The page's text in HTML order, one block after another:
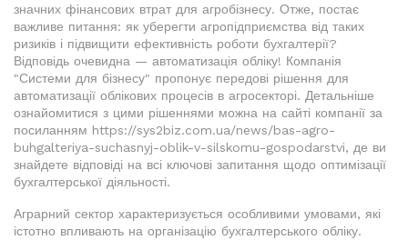
значних фінансових втрат для агробізнесу. Отже, постає
важливе питання: як уберегти агропідприємства від таких
ризиків і підвищити ефективність роботи бухгалтерії?
Відповідь очевидна — автоматизація обліку! Компанія
"Системи для бізнесу" пропонує передові рішення для
автоматизації облікових процесів в агросекторі. Детальніше
ознайомитися з цими рішеннями можна на сайті компанії за
посиланням https://sys2biz.com.ua/news/bas-agro-
buhgalteriya-suchasnyj-oblik-v-silskomu-gospodarstvi, де ви
знайдете відповіді на всі ключові запитання щодо оптимізації
бухгалтерської діяльності.
Аграрний сектор характеризується особливими умовами, які
істотно впливають на організацію бухгалтерського обліку.